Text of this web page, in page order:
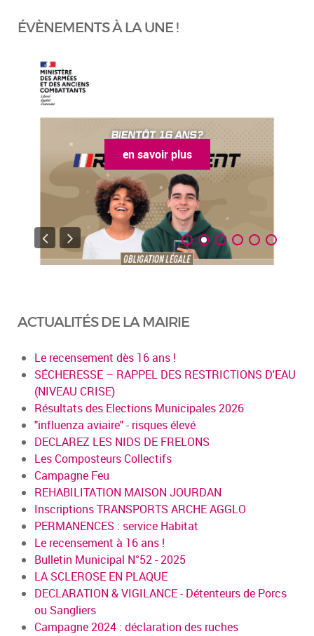
ÉVÈNEMENTS À LA UNE !
en savoir plus
ACTUALITÉS DE LA MAIRIE
Le recensement dès 16 ans !
SÉCHERESSE – RAPPEL DES RESTRICTIONS D'EAU
(NIVEAU CRISE)
Résultats des Elections Municipales 2026
"influenza aviaire" - risques élevé
DECLAREZ LES NIDS DE FRELONS
Les Composteurs Collectifs
Campagne Feu
REHABILITATION MAISON JOURDAN
Inscriptions TRANSPORTS ARCHE AGGLO
PERMANENCES : service Habitat
Le recensement à 16 ans !
Bulletin Municipal N°52 - 2025
LA SCLEROSE EN PLAQUE
DECLARATION & VIGILANCE - Détenteurs de Porcs
ou Sangliers
Campagne 2024 : déclaration des ruches